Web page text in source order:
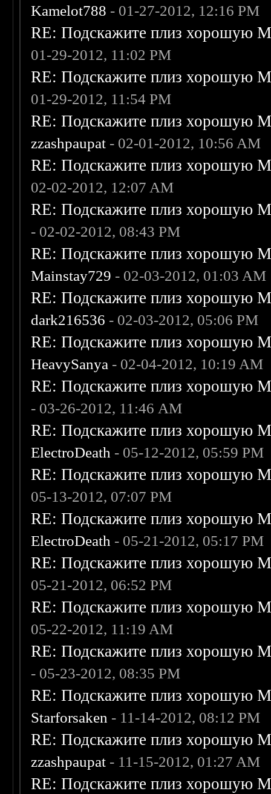
Kamelot788 - 01-27-2012, 12:16 PM
RE: Подскажите плиз хорошую
01-29-2012, 11:02 PM
RE: Подскажите плиз хорошую
01-29-2012, 11:54 PM
RE: Подскажите плиз хорошую
zzashpaupat - 02-01-2012, 10:56 AM
RE: Подскажите плиз хорошую
02-02-2012, 12:07 AM
RE: Подскажите плиз хорошую
- 02-02-2012, 08:43 PM
RE: Подскажите плиз хорошую
Mainstay729 - 02-03-2012, 01:03 AM
RE: Подскажите плиз хорошую
dark216536 - 02-03-2012, 05:06 PM
RE: Подскажите плиз хорошую
HeavySanya - 02-04-2012, 10:19 AM
RE: Подскажите плиз хорошую
- 03-26-2012, 11:46 AM
RE: Подскажите плиз хорошую
ElectroDeath - 05-12-2012, 05:59 PM
RE: Подскажите плиз хорошую
05-13-2012, 07:07 PM
RE: Подскажите плиз хорошую
ElectroDeath - 05-21-2012, 05:17 PM
RE: Подскажите плиз хорошую
05-21-2012, 06:52 PM
RE: Подскажите плиз хорошую
05-22-2012, 11:19 AM
RE: Подскажите плиз хорошую
- 05-23-2012, 08:35 PM
RE: Подскажите плиз хорошую
Starforsaken - 11-14-2012, 08:12 PM
RE: Подскажите плиз хорошую
zzashpaupat - 11-15-2012, 01:27 AM
RE: Подскажите плиз хорошую